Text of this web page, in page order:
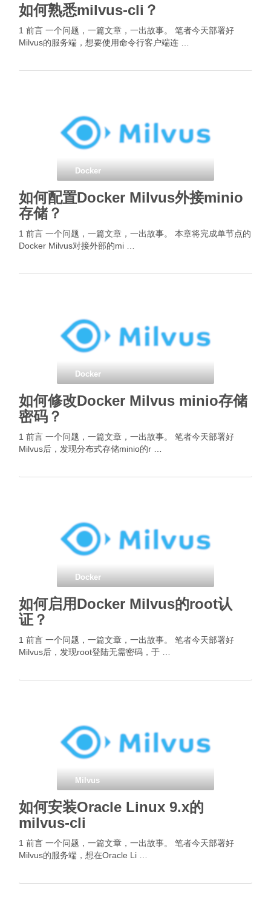
如何熟悉milvus-cli？
1 前言 一个问题，一篇文章，一出故事。 笔者今天部署好
Milvus的服务端，想要使用命令行客户端连 …
Docker
如何配置Docker Milvus外接minio
存储？
1 前言 一个问题，一篇文章，一出故事。 本章将完成单节点的
Docker Milvus对接外部的mi …
Docker
如何修改Docker Milvus minio存储
密码？
1 前言 一个问题，一篇文章，一出故事。 笔者今天部署好
Milvus后，发现分布式存储minio的r …
Docker
如何启用Docker Milvus的root认
证？
1 前言 一个问题，一篇文章，一出故事。 笔者今天部署好
Milvus后，发现root登陆无需密码，于 …
Milvus
如何安装Oracle Linux 9.x的
milvus-cli
1 前言 一个问题，一篇文章，一出故事。 笔者今天部署好
Milvus的服务端，想在Oracle Li …